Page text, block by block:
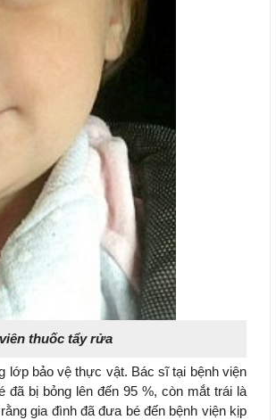
thuốc tẩy rửa
lớp bảo vệ thực vật. Bác sĩ tại bệnh viện
bị bỏng lên đến 95 %, còn mắt trái là
gia đình đã đưa bé đến bệnh viện kịp